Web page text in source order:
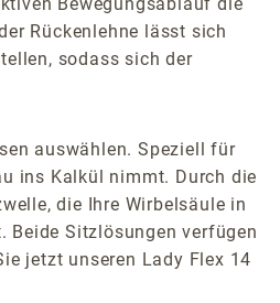
Rückenlehne lässt sich
sodass sich der
auswählen. Speziell für
ins Kalkül nimmt. Durch die
die Ihre Wirbelsäule in
Beide Sitzlösungen verfügen
jetzt unseren Lady Flex 14